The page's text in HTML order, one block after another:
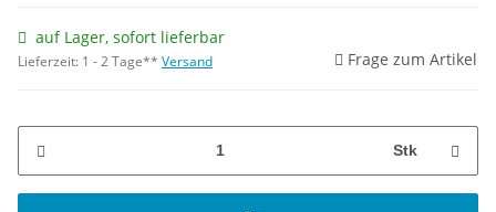
auf Lager, sofort lieferbar
Lieferzeit: 1 - 2 Tage** Versand Frage zum Artikel
Stk